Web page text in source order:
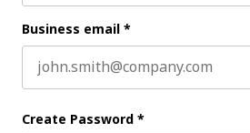
Business email *
Create Password *